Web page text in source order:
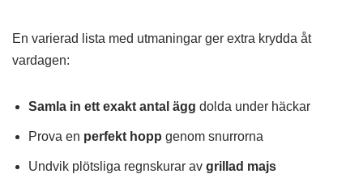
En varierad lista med utmaningar ger extra krydda åt
vardagen:
Samla in ett exakt antal ägg dolda under häckar
Prova en perfekt hopp genom snurrorna
Undvik plötsliga regnskurar av grillad majs